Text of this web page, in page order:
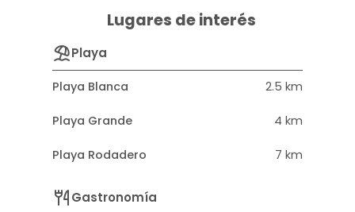
Lugares de interés
Playa
Playa Blanca 2.5 km
Playa Grande 4 km
Playa Rodadero 7 km
Gastronomía